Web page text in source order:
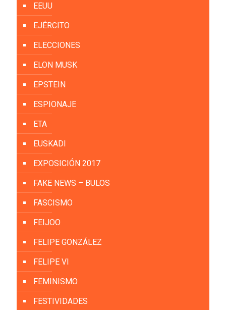
EEUU
EJÉRCITO
ELECCIONES
ELON MUSK
EPSTEIN
ESPIONAJE
ETA
EUSKADI
EXPOSICIÓN 2017
FAKE NEWS – BULOS
FASCISMO
FEIJOO
FELIPE GONZÁLEZ
FELIPE VI
FEMINISMO
FESTIVIDADES